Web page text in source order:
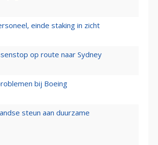
einde staking in zicht
op route naar Sydney
bij Boeing
steun aan duurzame